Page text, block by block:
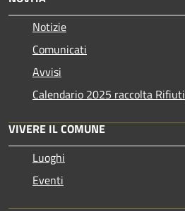
Notizie
Comunicati
Avvisi
Calendario 2025 raccolta Rifiuti
VIVERE IL COMUNE
Luoghi
Eventi